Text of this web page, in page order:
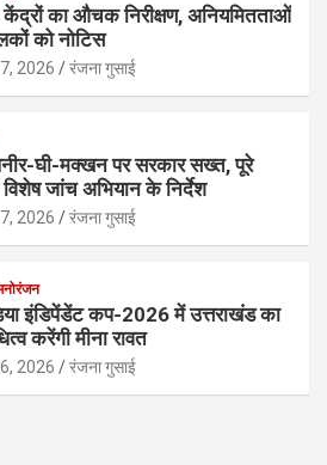
केंद्रों का औचक निरीक्षण, अनियमितताओं
को नोटिस
2026 रंजना गुसाई
घी-मक्खन पर सरकार सख्त, पूरे
जांच अभियान के निर्देश
2026 रंजना गुसाई
इंडिपेंडेंट कप-2026 में उत्तराखंड का
करेंगी मीना रावत
2026 रंजना गुसाई